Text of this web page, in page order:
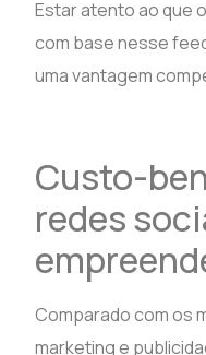
Estar atento ao que
com base nesse
uma vantagem
Custo-
redes
Comparado com os
marketing e